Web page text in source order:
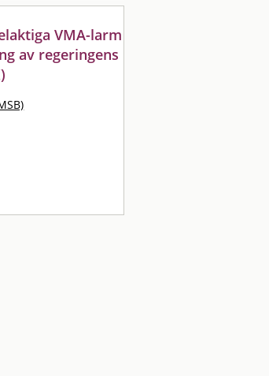
VMA-larm
av regeringens